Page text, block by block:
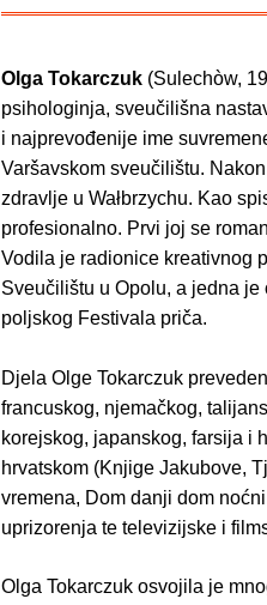
Olga Tokarczuk (Sulechòw,
psihologinja, sveučilišna
i najprevođenije ime
Varšavskom sveučilištu.
zdravlje u Wałbrzychu. Kao
profesionalno. Prvi joj se
Vodila je radionice kreativnog
Sveučilištu u Opolu, a jedna
poljskog Festivala priča.
Djela Olge Tokarczuk
francuskog, njemačkog,
korejskog, japanskog, farsija i
hrvatskom (Knjige Jakubove,
vremena, Dom danji dom
uprizorenja te televizijske i
Olga Tokarczuk osvojila je